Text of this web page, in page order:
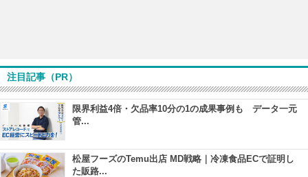
注目記事（PR）
限界利益4倍・欠品率10分の1の成果事例も データ一元
管...
松屋フーズのTemu出店 MD戦略｜冷凍食品ECで証明し
た販路...